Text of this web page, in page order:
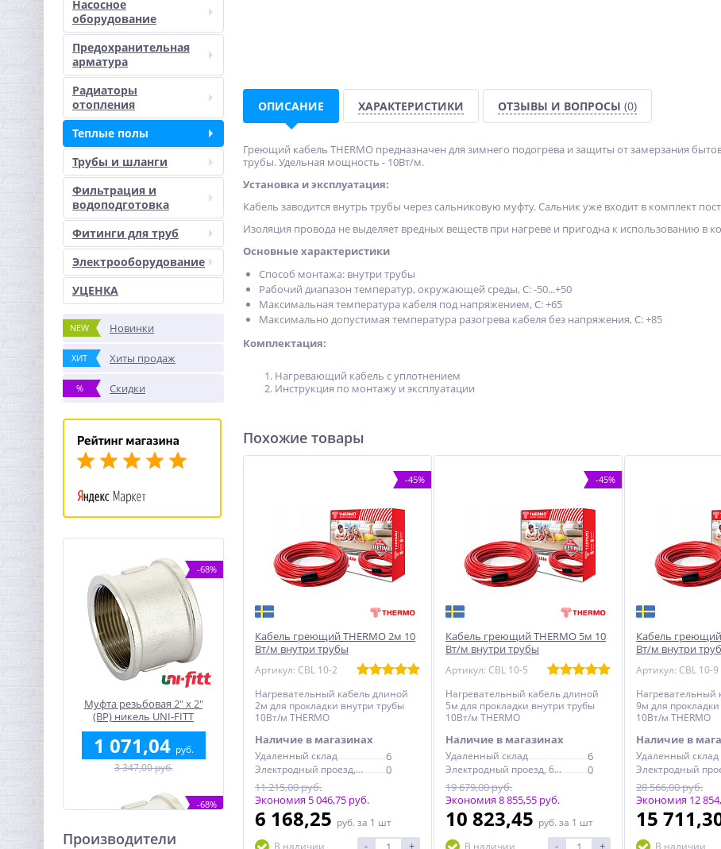
Насосное
оборудование
Предохранительная
арматура
Радиаторы
отопления
Теплые полы
Трубы и шланги
Фильтрация и
водоподготовка
Фитинги для труб
Электрооборудование
УЦЕНКА
NEW Новинки
ХИТ Хиты продаж
% Скидки
-68%
Муфта резьбовая 2" x 2"
(ВР) никель UNI-FITT
1 071,04 руб.
3 347,00 руб.
-68%
Производители
ОПИСАНИЕ ХАРАКТЕРИСТИКИ ОТЗЫВЫ И ВОПРОСЫ (0)
Греющий кабель THERMO предназначен для зимнего подогрева и защиты от замерзания
трубы. Удельная мощность - 10Вт/м.
Установка и эксплуатация:
Кабель заводится внутрь трубы через сальниковую муфту. Сальник уже входит в комплект
Изоляция провода не выделяет вредных веществ при нагреве и пригодна к использованию в
Основные характеристики
Способ монтажа: внутри трубы
Рабочий диапазон температур, окружающей среды, С: -50...+50
Максимальная температура кабеля под напряжением, С: +65
Максимально допустимая температура разогрева кабеля без напряжения, С: +85
Комплектация:
Нагревающий кабель с уплотнением
Инструкция по монтажу и эксплуатации
Похожие товары
-45%
Кабель греющий THERMO 2м 10
Вт/м внутри трубы
Артикул: CBL 10-2
Нагревательный кабель длиной
2м для прокладки внутри трубы
10Вт/м THERMO
Наличие в магазинах
Удаленный склад 6
Электродный проезд, 6с1
0
11 215,00 руб.
Экономия 5 046,75 руб.
6 168,25 руб. за 1 шт
В наличии
- +
-45%
Кабель греющий THERMO 5м 10
Вт/м внутри трубы
Артикул: CBL 10-5
Нагревательный кабель длиной
5м для прокладки внутри трубы
10Вт/м THERMO
Наличие в магазинах
Удаленный склад 6
Электродный проезд, 6с1
0
19 679,00 руб.
Экономия 8 855,55 руб.
10 823,45 руб. за 1 шт
В наличии
- +
Кабель
Вт/м внутри
Артикул: CBL 10-9
Нагревательный
9м для
10Вт/м THERMO
Наличие в
Удаленный склад
28 566,00 руб.
Экономия 12
15
В наличии